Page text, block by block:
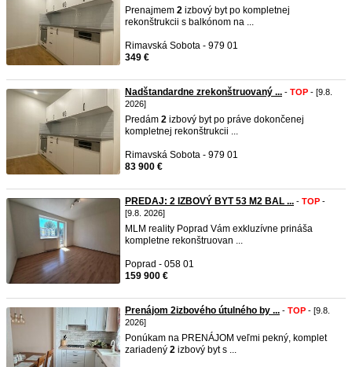
Prenajmem 2 izbový byt po kompletnej
rekonštrukcii s balkónom na ...
Rimavská Sobota - 979 01
349 €
Nadštandardne zrekonštruovaný ... - TOP - [9.8.
2026]
Predám 2 izbový byt po práve dokončenej
kompletnej rekonštrukcii ...
Rimavská Sobota - 979 01
83 900 €
PREDAJ: 2 IZBOVÝ BYT 53 M2 BAL ... - TOP -
[9.8. 2026]
MLM reality Poprad Vám exkluzívne prináša
kompletne rekonštruovan ...
Poprad - 058 01
159 900 €
Prenájom 2izbového útulného by ... - TOP - [9.8.
2026]
Ponúkam na PRENÁJOM veľmi pekný, komplet
zariadený 2 izbový byt s ...